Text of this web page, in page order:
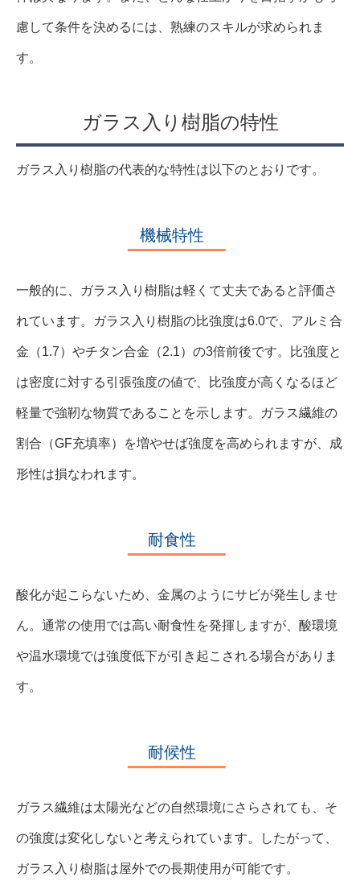
慮して条件を決めるには、熟練のスキルが求められま
す。
ガラス入り樹脂の特性
ガラス入り樹脂の代表的な特性は以下のとおりです。
機械特性
一般的に、ガラス入り樹脂は軽くて丈夫であると評価さ
れています。ガラス入り樹脂の比強度は6.0で、アルミ合
金（1.7）やチタン合金（2.1）の3倍前後です。比強度と
は密度に対する引張強度の値で、比強度が高くなるほど
軽量で強靭な物質であることを示します。ガラス繊維の
割合（GF充填率）を増やせば強度を高められますが、成
形性は損なわれます。
耐食性
酸化が起こらないため、金属のようにサビが発生しませ
ん。通常の使用では高い耐食性を発揮しますが、酸環境
や温水環境では強度低下が引き起こされる場合がありま
す。
耐候性
ガラス繊維は太陽光などの自然環境にさらされても、そ
の強度は変化しないと考えられています。したがって、
ガラス入り樹脂は屋外での長期使用が可能です。